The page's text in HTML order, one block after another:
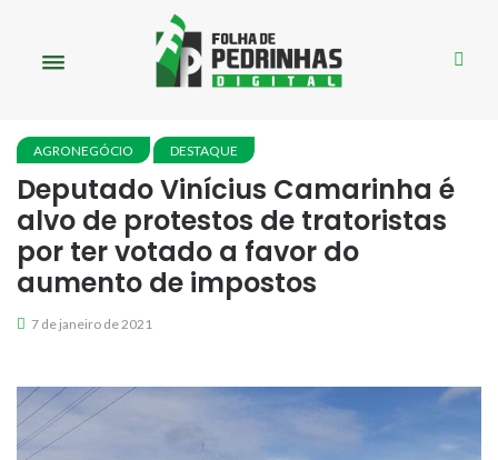
AGRONEGÓCIO DESTAQUE
Deputado Vinícius Camarinha é
alvo de protestos de tratoristas
por ter votado a favor do
aumento de impostos
7 de janeiro de 2021